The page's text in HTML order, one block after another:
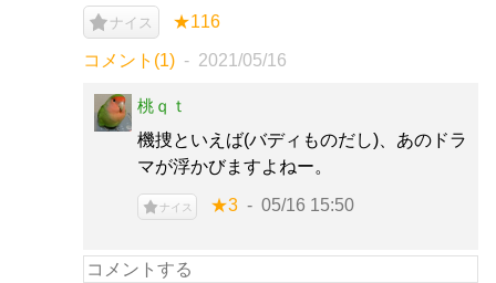
ナイス ★116
コメント(1) 2021/05/16
桃ｑｔ
機捜といえば(バディものだし)、あのドラ
マが浮かびますよねー。
ナイス ★3 05/16 15:50